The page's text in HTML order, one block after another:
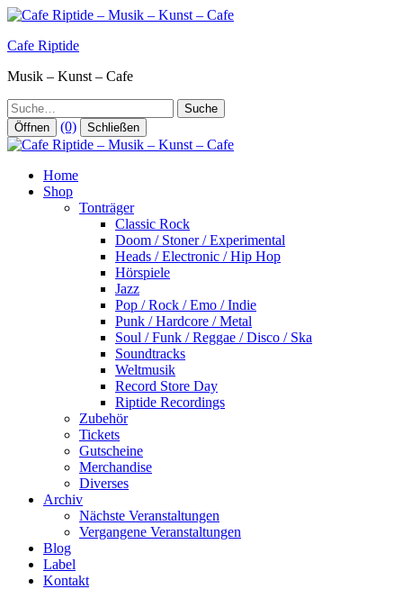
Zum
springen
Cafe Riptide
Musik – Kunst – Cafe
Suche
Öffnen (0) Schließen
Home
Shop
Tonträger
Classic Rock
Doom / Stoner / Experimental
Heads / Electronic / Hip Hop
Hörspiele
Jazz
Pop / Rock / Emo / Indie
Punk / Hardcore / Metal
Soul / Funk / Reggae / Disco / Ska
Soundtracks
Weltmusik
Record Store Day
Riptide Recordings
Zubehör
Tickets
Gutscheine
Merchandise
Diverses
Archiv
Nächste Veranstaltungen
Vergangene Veranstaltungen
Blog
Label
Kontakt